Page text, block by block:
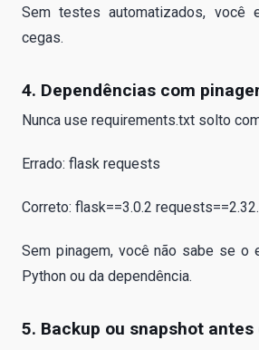
Sem testes automatizados, você
cegas.
4. Dependências com
Nunca use requirements.txt solto
Errado: flask requests
Correto: flask==3.0.2
Sem pinagem, você não sabe se o
Python ou da dependência.
5. Backup ou snapshot antes